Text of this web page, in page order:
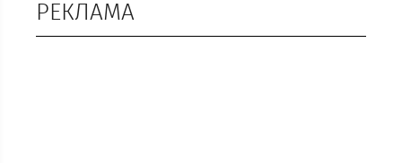
РЕКЛАМА